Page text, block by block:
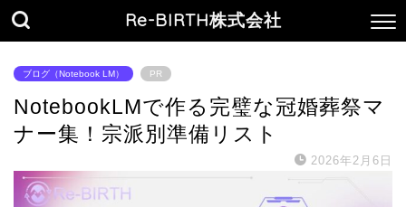
Re-BIRTH株式会社
ブログ（Notebook LM） PR
NotebookLMで作る完璧な冠婚葬祭マ
ナー集！宗派別準備リスト
2026年2月6日